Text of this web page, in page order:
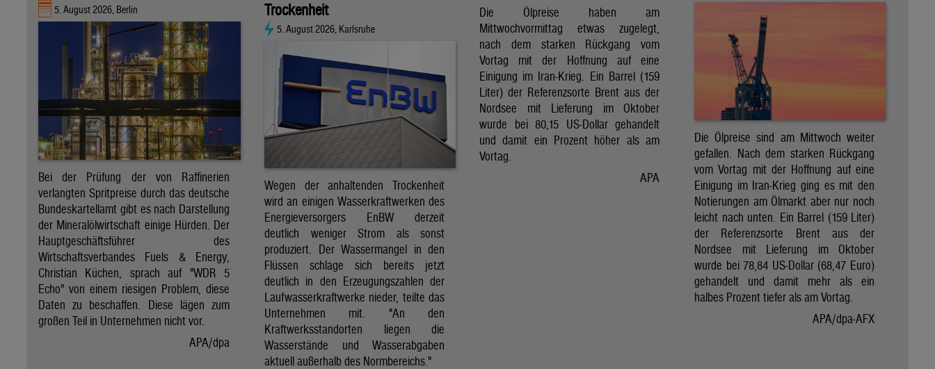
5. August 2026, Berlin
Bei der Prüfung der von Raffinerien
verlangten Spritpreise durch das deutsche
Bundeskartellamt gibt es nach Darstellung
der Mineralölwirtschaft einige Hürden. Der
Hauptgeschäftsführer des
Wirtschaftsverbandes Fuels & Energy,
Christian Küchen, sprach auf "WDR 5
Echo" von einem riesigen Problem, diese
Daten zu beschaffen. Diese lägen zum
großen Teil in Unternehmen nicht vor.
APA/dpa
Trockenheit
5. August 2026, Karlsruhe
Wegen der anhaltenden Trockenheit
wird an einigen Wasserkraftwerken des
Energieversorgers EnBW derzeit
deutlich weniger Strom als sonst
produziert. Der Wassermangel in den
Flüssen schlage sich bereits jetzt
deutlich in den Erzeugungszahlen der
Laufwasserkraftwerke nieder, teilte das
Unternehmen mit. "An den
Kraftwerksstandorten liegen die
Wasserstände und Wasserabgaben
aktuell außerhalb des Normbereichs."
Die Ölpreise haben am
Mittwochvormittag etwas zugelegt,
nach dem starken Rückgang vom
Vortag mit der Hoffnung auf eine
Einigung im Iran-Krieg. Ein Barrel (159
Liter) der Referenzsorte Brent aus der
Nordsee mit Lieferung im Oktober
wurde bei 80,15 US-Dollar gehandelt
und damit ein Prozent höher als am
Vortag.
APA
Die Ölpreise sind am Mittwoch weiter
gefallen. Nach dem starken Rückgang
vom Vortag mit der Hoffnung auf eine
Einigung im Iran-Krieg ging es mit den
Notierungen am Ölmarkt aber nur noch
leicht nach unten. Ein Barrel (159 Liter)
der Referenzsorte Brent aus der
Nordsee mit Lieferung im Oktober
wurde bei 78,84 US-Dollar (68,47 Euro)
gehandelt und damit mehr als ein
halbes Prozent tiefer als am Vortag.
APA/dpa-AFX